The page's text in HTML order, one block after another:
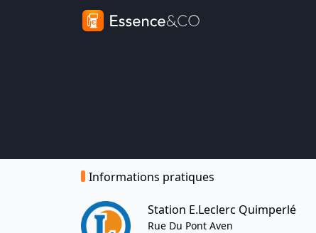
Informations pratiques
Station E.Leclerc Quimperlé
Rue Du Pont Aven